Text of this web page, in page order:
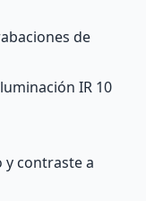
de
IR 10
contraste a